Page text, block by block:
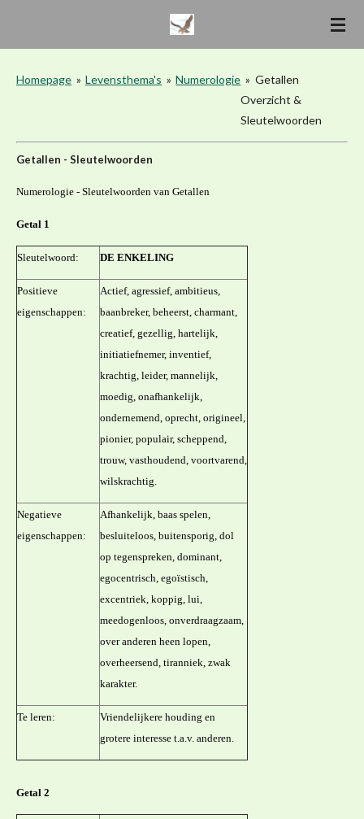
deHomepage » Levensthema's » Numerologie » Getallen
Overzicht &
Sleutelwoorden
Getallen - Sleutelwoorden
Numerologie - Sleutelwoorden van Getallen
Getal 1
Sleutelwoord: DE ENKELING
Positieve
eigenschappen:
Actief, agressief, ambitieus,
baanbreker, beheerst, charmant,
creatief, gezellig, hartelijk,
initiatiefnemer, inventief,
krachtig, leider, mannelijk,
moedig, onafhankelijk,
ondernemend, oprecht, origineel,
pionier, populair, scheppend,
trouw, vasthoudend, voortvarend,
wilskrachtig.
Negatieve
eigenschappen:
Afhankelijk, baas spelen,
besluiteloos, buitensporig, dol
op tegenspreken, dominant,
egocentrisch, egoïstisch,
excentriek, koppig, lui,
meedogenloos, onverdraagzaam,
over anderen heen lopen,
overheersend, tiranniek, zwak
karakter.
Te leren:
Vriendelijkere houding en
grotere interesse t.a.v. anderen.
Getal 2